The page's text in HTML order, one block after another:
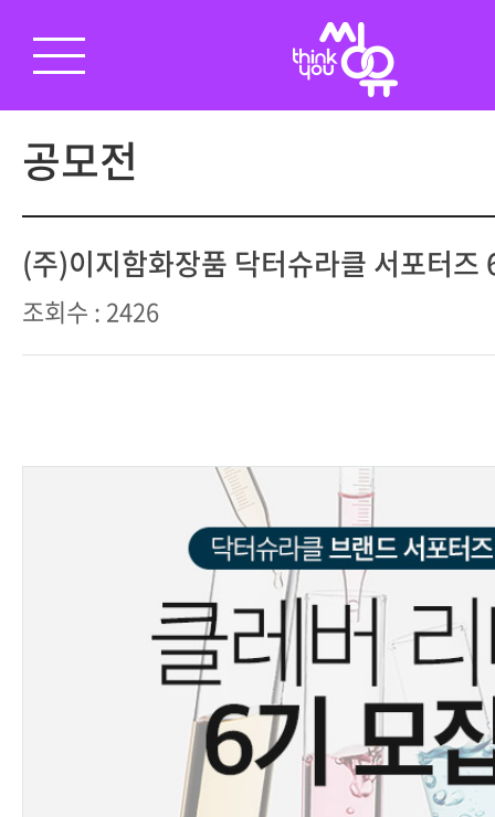
공모전
(주)이지함화장품 닥터슈라클 서포터즈
조회수 : 2426